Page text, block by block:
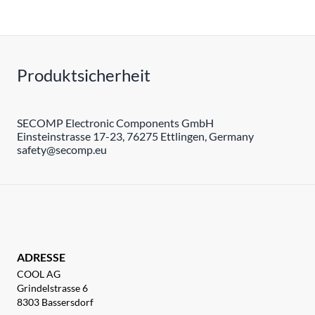
Produktsicherheit
SECOMP Electronic Components GmbH
Einsteinstrasse 17-23, 76275 Ettlingen, Germany
safety@secomp.eu
ADRESSE
COOL AG
Grindelstrasse 6
8303 Bassersdorf